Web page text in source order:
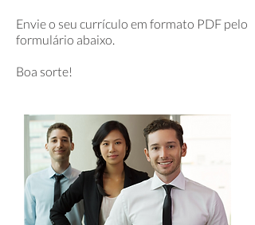
Envie o seu currículo em formato PDF pelo
formulário abaixo.
Boa sorte!